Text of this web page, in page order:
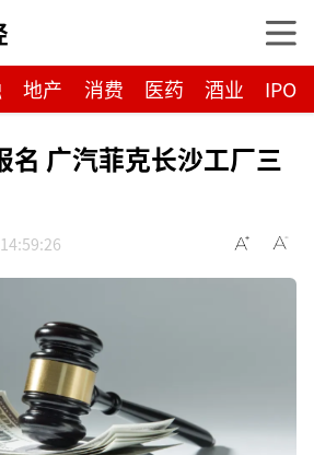
地产 消费 医药 酒业 IPO
名 广汽菲克长沙工厂三